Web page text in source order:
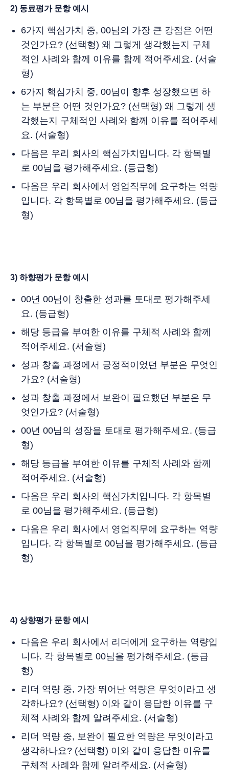
2) 동료평가 문항 예시
6가지 핵심가치 중, 00님의 가장 큰 강점은 어떤
것인가요? (선택형) 왜 그렇게 생각했는지 구체
적인 사례와 함께 이유를 함께 적어주세요. (서술
형)
6가지 핵심가치 중, 00님이 향후 성장했으면 하
는 부분은 어떤 것인가요? (선택형) 왜 그렇게 생
각했는지 구체적인 사례와 함께 이유를 적어주세
요. (서술형)
다음은 우리 회사의 핵심가치입니다. 각 항목별
로 00님을 평가해주세요. (등급형)
다음은 우리 회사에서 영업직무에 요구하는 역량
입니다. 각 항목별로 00님을 평가해주세요. (등급
형)
3) 하향평가 문항 예시
00년 00님이 창출한 성과를 토대로 평가해주세
요. (등급형)
해당 등급을 부여한 이유를 구체적 사례와 함께
적어주세요. (서술형)
성과 창출 과정에서 긍정적이었던 부분은 무엇인
가요? (서술형)
성과 창출 과정에서 보완이 필요했던 부분은 무
엇인가요? (서술형)
00년 00님의 성장을 토대로 평가해주세요. (등급
형)
해당 등급을 부여한 이유를 구체적 사례와 함께
적어주세요. (서술형)
다음은 우리 회사의 핵심가치입니다. 각 항목별
로 00님을 평가해주세요. (등급형)
다음은 우리 회사에서 영업직무에 요구하는 역량
입니다. 각 항목별로 00님을 평가해주세요. (등급
형)
4) 상향평가 문항 예시
다음은 우리 회사에서 리더에게 요구하는 역량입
니다. 각 항목별로 00님을 평가해주세요. (등급
형)
리더 역량 중, 가장 뛰어난 역량은 무엇이라고 생
각하나요? (선택형) 이와 같이 응답한 이유를 구
체적 사례와 함께 알려주세요. (서술형)
리더 역량 중, 보완이 필요한 역량은 무엇이라고
생각하나요? (선택형) 이와 같이 응답한 이유를
구체적 사례와 함께 알려주세요. (서술형)